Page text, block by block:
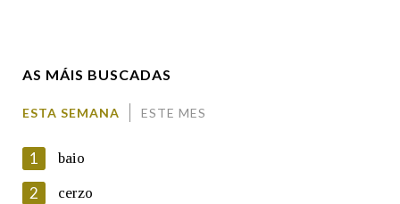
AS MÁIS BUSCADAS
ESTA SEMANA ESTE MES
1 baio
2 cerzo